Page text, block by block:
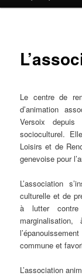
Le centre de
d’animation
Versoix depuis
socioculturel.
Loisirs et de
genevoise pour
L’association
culturelle et de
à lutter
commune et
L’association